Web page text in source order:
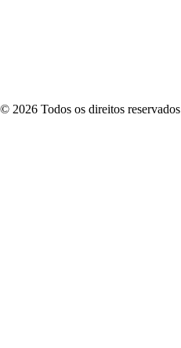
© 2026 Todos os direitos reservados